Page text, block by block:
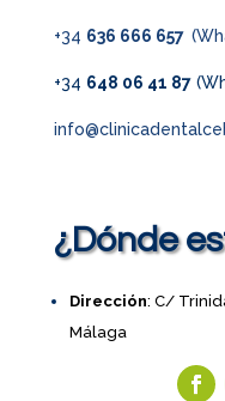
+34 636 666 657
+34 648 06 41 87
¿Dónde
Dirección: C/
Málaga